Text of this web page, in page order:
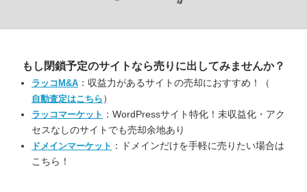
もし閉鎖予定のサイトなら売りに出してみませんか？
ラッコM&A ：収益力があるサイトの売却におすすめ！（
自動査定はこちら ）
ラッコマーケット ：WordPressサイト特化！未収益化・アク
セスなしのサイトでも売却余地あり
ドメインマーケット ：ドメインだけを手軽に売りたい場合は
こちら！